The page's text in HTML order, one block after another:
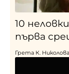
10
първа
Грета К. Николова